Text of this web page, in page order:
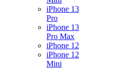
iPhone 13
Pro
iPhone 13
Pro Max
iPhone 12
iPhone 12
Mini